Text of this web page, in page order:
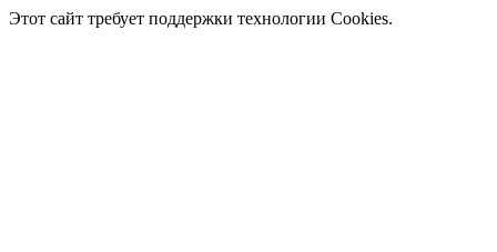
Этот сайт требует поддержки технологии Cookies.